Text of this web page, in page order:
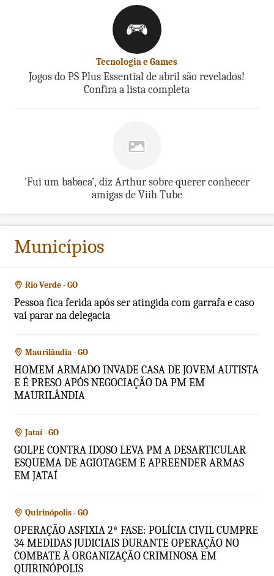
Tecnologia e Games
Jogos do PS Plus Essential de abril são revelados!
Confira a lista completa
'Fui um babaca', diz Arthur sobre querer conhecer
amigas de Viih Tube
Municípios
Rio Verde - GO
Pessoa fica ferida após ser atingida com garrafa e caso
vai parar na delegacia
Maurilândia - GO
HOMEM ARMADO INVADE CASA DE JOVEM AUTISTA
E É PRESO APÓS NEGOCIAÇÃO DA PM EM
MAURILÂNDIA
Jataí - GO
GOLPE CONTRA IDOSO LEVA PM A DESARTICULAR
ESQUEMA DE AGIOTAGEM E APREENDER ARMAS
EM JATAÍ
Quirinópolis - GO
OPERAÇÃO ASFIXIA 2ª FASE: POLÍCIA CIVIL CUMPRE
34 MEDIDAS JUDICIAIS DURANTE OPERAÇÃO NO
COMBATE À ORGANIZAÇÃO CRIMINOSA EM
QUIRINÓPOLIS